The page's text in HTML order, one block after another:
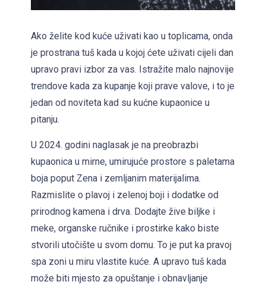
Ako želite kod kuće uživati kao u toplicama, onda
je prostrana tuš kada u kojoj ćete uživati cijeli dan
upravo pravi izbor za vas. Istražite malo najnovije
trendove kada za kupanje koji prave valove, i to je
jedan od noviteta kad su kućne kupaonice u
pitanju.
U 2024. godini naglasak je na preobrazbi
kupaonica u mirne, umirujuće prostore s paletama
boja poput Zena i zemljanim materijalima.
Razmislite o plavoj i zelenoj boji i dodatke od
prirodnog kamena i drva. Dodajte žive biljke i
meke, organske ručnike i prostirke kako biste
stvorili utočište u svom domu. To je put ka pravoj
spa zoni u miru vlastite kuće. A upravo tuš kada
može biti mjesto za opuštanje i obnavljanje